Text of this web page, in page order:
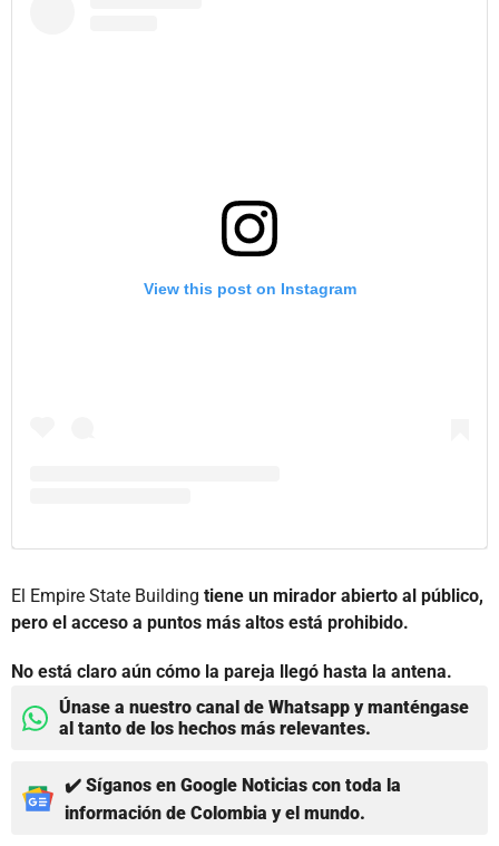
View this post on Instagram
El Empire State Building tiene un mirador abierto al público,
pero el acceso a puntos más altos está prohibido.
No está claro aún cómo la pareja llegó hasta la antena.
Únase a nuestro canal de Whatsapp y manténgase
al tanto de los hechos más relevantes.
✔️ Síganos en Google Noticias con toda la
información de Colombia y el mundo.